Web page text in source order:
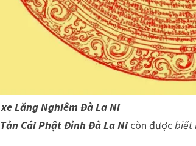
Lăng Nghiêm Đà La Ni
Cái Phật Đỉnh Đà La Nicòn đượcbiết